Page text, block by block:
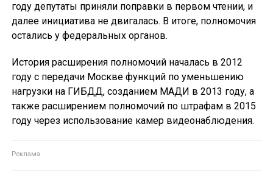
году депутаты приняли поправки в первом чтении, и
далее инициатива не двигалась. В итоге, полномочия
остались у федеральных органов.
История расширения полномочий началась в 2012
году с передачи Москве функций по уменьшению
нагрузки на ГИБДД, созданием МАДИ в 2013 году, а
также расширением полномочий по штрафам в 2015
году через использование камер видеонаблюдения.